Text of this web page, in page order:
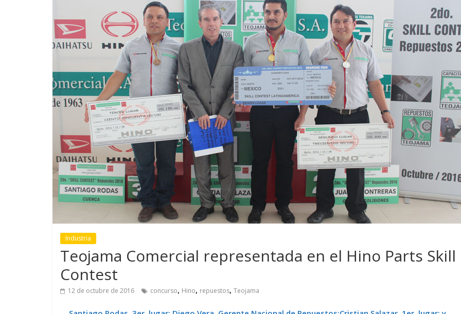
Industria
Teojama Comercial representada en el Hino Parts Skill
Contest
12 de octubre de 2016 concurso, Hino, repuestos, Teojama
Movilidad Varios
GM reafirma su
compromiso con movilidad
más segura y conectada
Movilidad Turismo Varios
¿Qué puede pasar con tu
vehículo si permanece
varios días sin usar?
AEADE Industria
Movilidad
Campaña busca cambiar
destino de los
en la región